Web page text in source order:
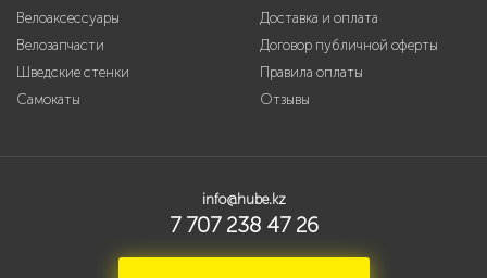
Велоаксессуары
Велозапчасти
Шведские стенки
Самокаты
Доставка и оплата
Договор публичной оферты
Правила оплаты
Отзывы
info@hube.kz
7 707 238 47 26